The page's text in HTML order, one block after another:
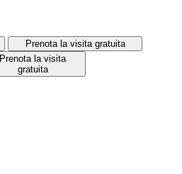
Prenota la visita gratuita
Prenota la visita
gratuita